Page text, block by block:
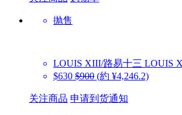
抛售
LOUIS XIII/路易十三 LOUIS
$630 $900 (約 ¥4,246.2)
关注商品 申请到货通知